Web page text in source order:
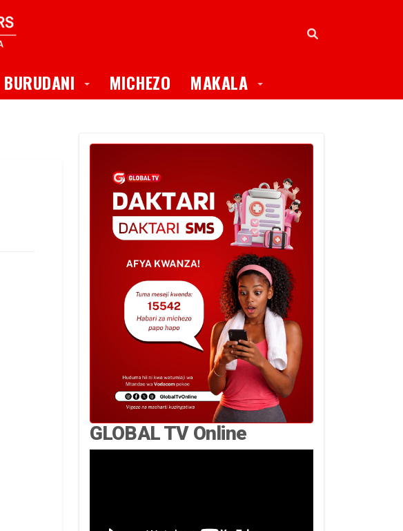
BURUDANI Toggle Dropdown
MICHEZO MAKALA Toggle Dropdown
GLOBAL TV Online